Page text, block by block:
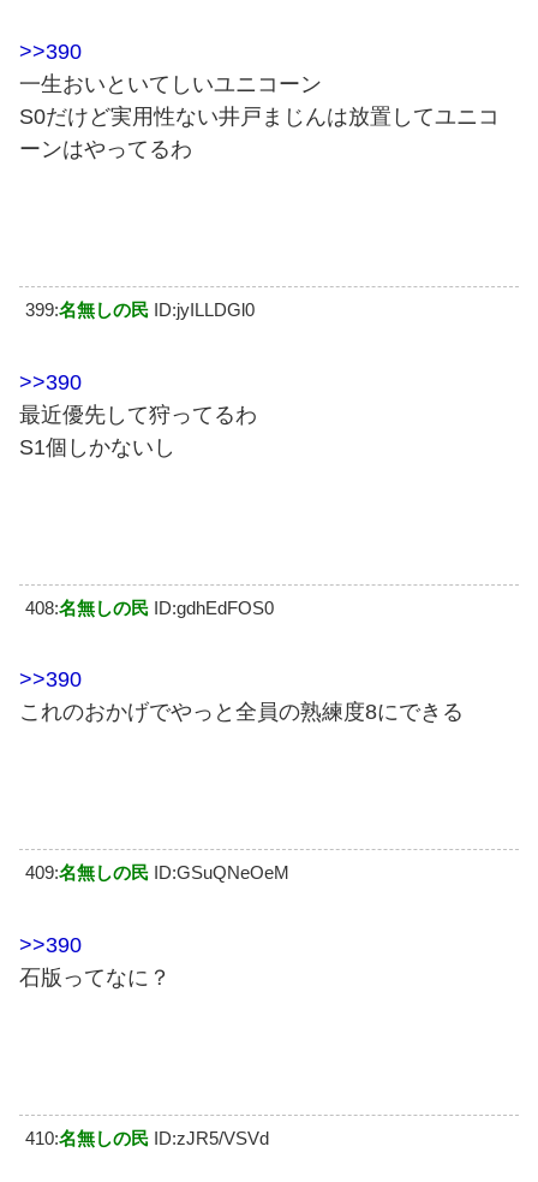
>>390
一生おいといてしいユニコーン
S0だけど実用性ない井戸まじんは放置してユニコ
ーンはやってるわ
399:名無しの民 ID:jyILLDGl0
>>390
最近優先して狩ってるわ
S1個しかないし
408:名無しの民 ID:gdhEdFOS0
>>390
これのおかげでやっと全員の熟練度8にできる
409:名無しの民 ID:GSuQNeOeM
>>390
石版ってなに？
410:名無しの民 ID:zJR5/VSVd